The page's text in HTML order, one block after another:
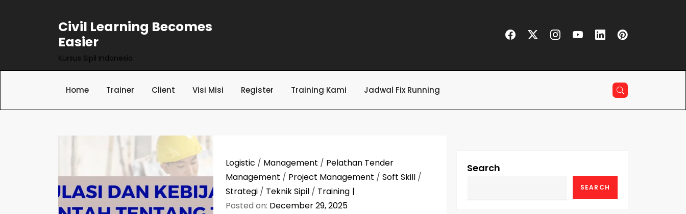
Civil Learning Becomes
Easier
Kursus Sipil Indonesia
Home Trainer Client Visi Misi Register Training Kami Jadwal Fix Running
Logistic / Management / Pelathan Tender
Management / Project Management /Soft Skill /
Strategi / Teknik Sipil / Training
Posted on: December 29, 2025
Search
SEARCH